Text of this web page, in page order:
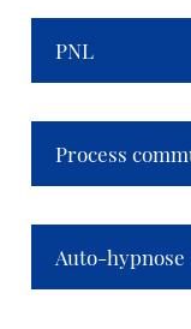
PNL
Process
Auto-hypnose